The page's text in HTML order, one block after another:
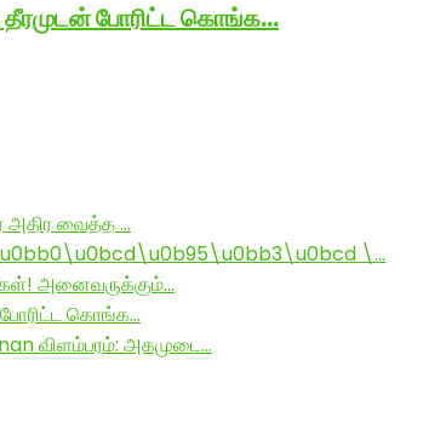
தீரமுடன் போரிட்ட கொங்க…
அதிர வைத்த …
\…
அனைவருக்கும்…
போரிட்ட கொங்க…
விளம்பரம்: அகமுடை…